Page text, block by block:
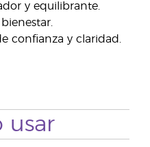
y equilibrante.
confianza y claridad.
usar